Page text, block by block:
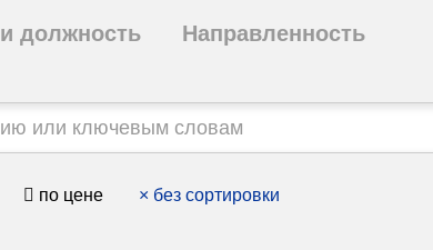
должность Направленность
по цене × без сортировки